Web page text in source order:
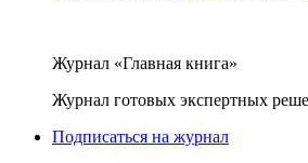
Журнал «Главная книга»
Журнал готовых экспертных
Подписаться на журнал